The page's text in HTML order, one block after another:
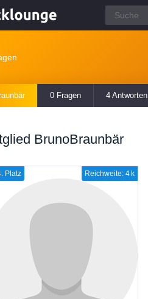
0 Fragen 4 Antworten
BrunoBraunbär
Reichweite: 4 k
Platz